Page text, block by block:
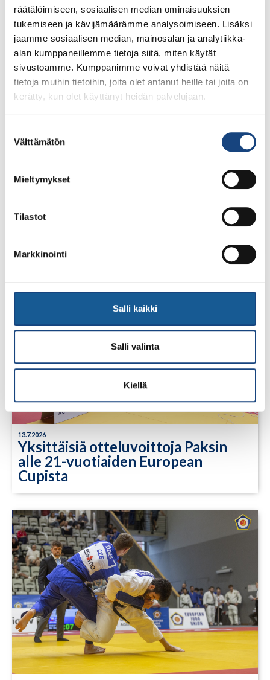
räätälöimiseen, sosiaalisen median ominaisuuksien
tukemiseen ja kävijämäärämme analysoimiseen. Lisäksi
jaamme sosiaalisen median, mainosalan ja analytiikka-
alan kumppaneillemme tietoja siitä, miten käytät
sivustoamme. Kumppanimme voivat yhdistää näitä
tietoja muihin tietoihin, joita olet antanut heille tai joita on
kerätty, kun olet käyttänyt heidän palvelujaan.
valinta
Välttämätön
Mieltymykset
Tilastot
Markkinointi
Salli kaikki
Salli valinta
Kiellä
Tuomariraportti Swedish A-Judo/VI
Open 2026, 14.-17.5.2026,
13.7.2026
Yksittäisiä otteluvoittoja Paksin
alle 21-vuotiaiden European
Cupista